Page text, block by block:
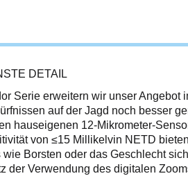
DETAIL
Serie erweitern wir unser Angebot
auf der Jagd noch besser
hauseigenen 12-Mikrometer-
von ≤15 Millikelvin NETD
Borsten oder das Geschlecht
der Verwendung des digitalen